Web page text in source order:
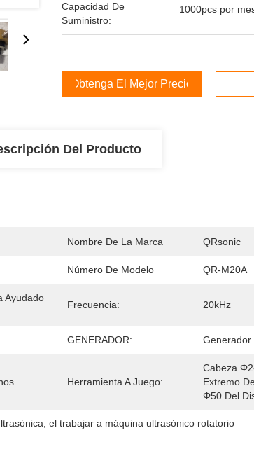
Capacidad De
Suministro:
1000pcs por
Obtenga El Mejor Precio
Del Producto
Nombre De La Marca QRsonic
Número De Modelo QR-M20A
Ayudado
Frecuencia: 20kHz
GENERADOR: Generador
Herramienta A Juego:
Cabeza
Extremo
Φ50 Del
, el trabajar a máquina ultrasónico rotatorio